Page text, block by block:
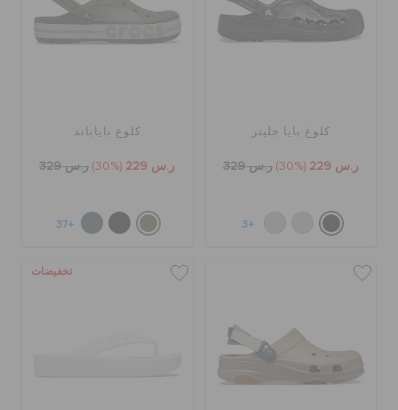
كلوغ بايا جليتر
ر.س 229 (30%) ر.س 329
+3
كلوغ باياباند
ر.س 229 (30%) ر.س 329
+37
تخفيضات